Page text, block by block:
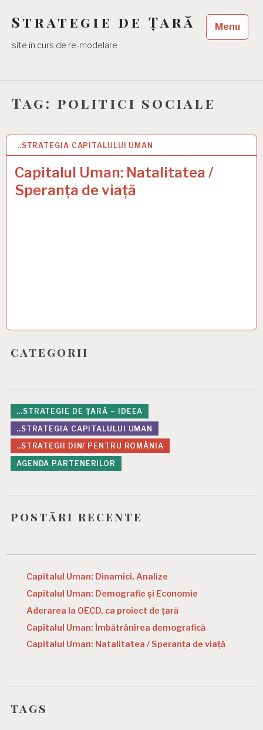
Strategie de Țară
site în curs de re-modelare
Menu
Tag: politici sociale
..STRATEGIA CAPITALULUI UMAN
Capitalul Uman: Natalitatea /
Speranța de viață
10 FEB 2025
categorii
…STRATEGIE DE ȚARĂ – IDEEA
..STRATEGIA CAPITALULUI UMAN
..STRATEGII DIN/ PENTRU ROMÂNIA
AGENDA PARTENERILOR
postări recente
Capitalul Uman: Dinamici, Analize
Capitalul Uman: Demografie și Economie
Aderarea la OECD, ca proiect de țară
Capitalul Uman: Îmbătrânirea demografică
Capitalul Uman: Natalitatea / Speranța de viață
tags